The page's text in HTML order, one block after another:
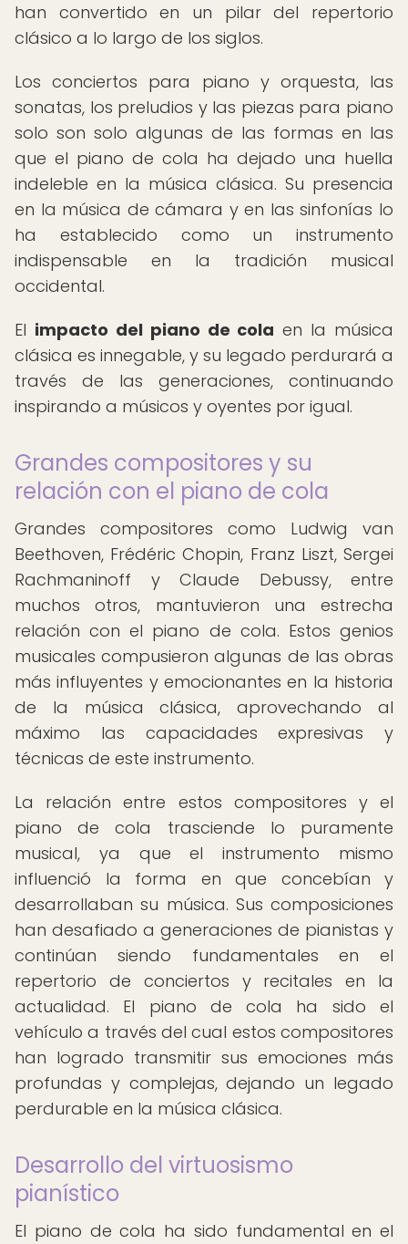
han convertido en un pilar del repertorio
clásico a lo largo de los siglos.
Los conciertos para piano y orquesta, las
sonatas, los preludios y las piezas para piano
solo son solo algunas de las formas en las
que el piano de cola ha dejado una huella
indeleble en la música clásica. Su presencia
en la música de cámara y en las sinfonías lo
ha establecido como un instrumento
indispensable en la tradición musical
occidental.
El impacto del piano de cola en la música
clásica es innegable, y su legado perdurará a
través de las generaciones, continuando
inspirando a músicos y oyentes por igual.
Grandes compositores y su
relación con el piano de cola
Grandes compositores como Ludwig van
Beethoven, Frédéric Chopin, Franz Liszt, Sergei
Rachmaninoff y Claude Debussy, entre
muchos otros, mantuvieron una estrecha
relación con el piano de cola. Estos genios
musicales compusieron algunas de las obras
más influyentes y emocionantes en la historia
de la música clásica, aprovechando al
máximo las capacidades expresivas y
técnicas de este instrumento.
La relación entre estos compositores y el
piano de cola trasciende lo puramente
musical, ya que el instrumento mismo
influenció la forma en que concebían y
desarrollaban su música. Sus composiciones
han desafiado a generaciones de pianistas y
continúan siendo fundamentales en el
repertorio de conciertos y recitales en la
actualidad. El piano de cola ha sido el
vehículo a través del cual estos compositores
han logrado transmitir sus emociones más
profundas y complejas, dejando un legado
perdurable en la música clásica.
Desarrollo del virtuosismo
pianístico
El piano de cola ha sido fundamental en el